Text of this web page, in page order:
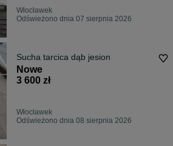
Włocławek
Odświeżono dnia 07 sierpnia 2026
Sucha tarcica dąb jesion
Nowe
3 600 zł
Włocławek
Odświeżono dnia 08 sierpnia 2026